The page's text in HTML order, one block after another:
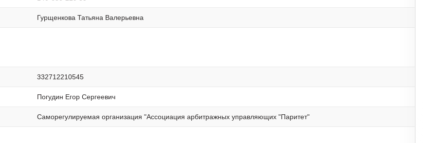
Гурщенкова Татьяна Валерьевна
332712210545
Погудин Егор Сергеевич
Саморегулируемая организация "Ассоциация арбитражных управляющих "Паритет"